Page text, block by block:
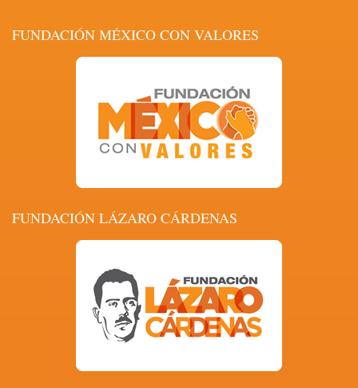
FUNDACIÓN MÉXICO CON VALORES
FUNDACIÓN LÁZARO CÁRDENAS